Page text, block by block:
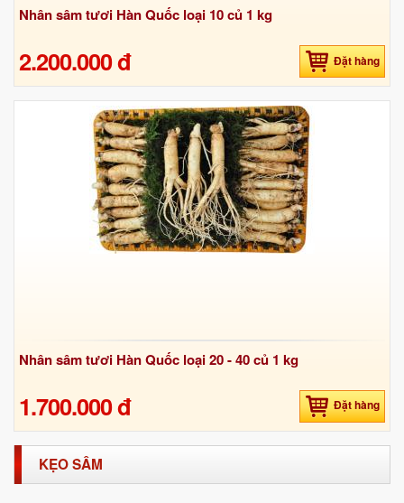
Nhân sâm tươi Hàn Quốc loại 10 củ 1 kg
2.200.000 đ Đặt hàng
Nhân sâm tươi Hàn Quốc loại 20 - 40 củ 1 kg
1.700.000 đ Đặt hàng
KẸO SÂM